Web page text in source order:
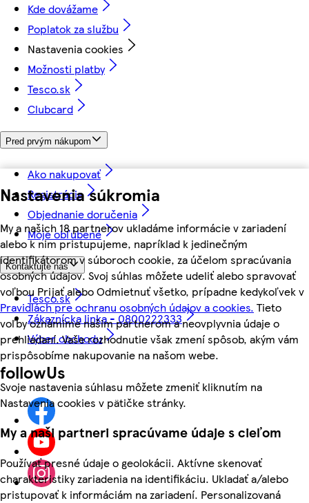
Nastavenia súkromia
My a našich 18 partnerov ukladáme informácie v zariadení
alebo k nim pristupujeme, napríklad k jedinečným
identifikátorom v súboroch cookie, za účelom spracúvania
osobných údajov. Svoj súhlas môžete udeliť alebo spravovať
voľbou Prijať alebo Odmietnuť všetko, prípadne kedykoľvek v
Pravidlách pre ochranu osobných údajov a cookies. Tieto
voľby oznámime našim partnerom a neovplyvnia údaje o
prehliadaní. Vaše rozhodnutie však zmení spôsob, akým vám
prispôsobíme nakupovanie na našom webe.
Svoje nastavenia súhlasu môžete zmeniť kliknutím na
Nastavenia cookies v pätičke stránky.
My a naši partneri spracúvame údaje s cieľom
Používať presné údaje o geolokácii. Aktívne skenovať
charakteristiky zariadenia na identifikáciu. Ukladať a/alebo
pristupovať k informáciám na zariadení. Personalizovaná
Kde dovážame
Poplatok za službu
Nastavenia cookies
Možnosti platby
Tesco.sk
Clubcard
Pred prvým nákupom
Ako nakupovať
Registrácia
Objednanie doručenia
Moje obľúbené
Kontaktujte nás
Tesco.sk
Zákaznícka linka - 0800222333
Výber obchodu
followUs